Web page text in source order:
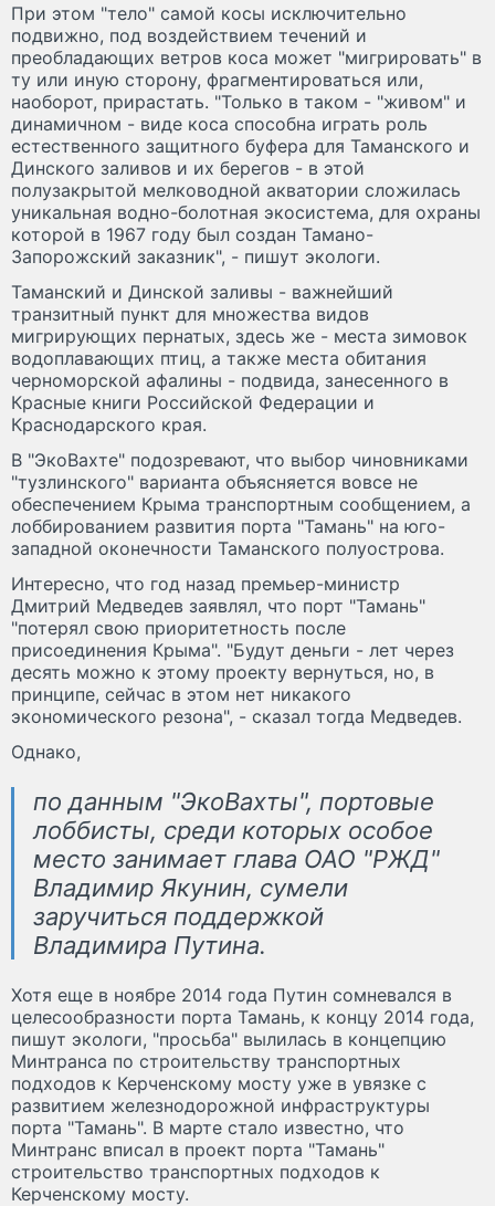
При этом "тело" самой косы исключительно
подвижно, под воздействием течений и
преобладающих ветров коса может "мигрировать" в
ту или иную сторону, фрагментироваться или,
наоборот, прирастать. "Только в таком - "живом" и
динамичном - виде коса способна играть роль
естественного защитного буфера для Таманского и
Динского заливов и их берегов - в этой
полузакрытой мелководной акватории сложилась
уникальная водно-болотная экосистема, для охраны
которой в 1967 году был создан Тамано-
Запорожский заказник", - пишут экологи.
Таманский и Динской заливы - важнейший
транзитный пункт для множества видов
мигрирующих пернатых, здесь же - места зимовок
водоплавающих птиц, а также места обитания
черноморской афалины - подвида, занесенного в
Красные книги Российской Федерации и
Краснодарского края.
В "ЭкоВахте" подозревают, что выбор чиновниками
"тузлинского" варианта объясняется вовсе не
обеспечением Крыма транспортным сообщением, а
лоббированием развития порта "Тамань" на юго-
западной оконечности Таманского полуострова.
Интересно, что год назад премьер-министр
Дмитрий Медведев заявлял, что порт "Тамань"
"потерял свою приоритетность после
присоединения Крыма". "Будут деньги - лет через
десять можно к этому проекту вернуться, но, в
принципе, сейчас в этом нет никакого
экономического резона", - сказал тогда Медведев.
Однако,
по данным "ЭкоВахты", портовые
лоббисты, среди которых особое
место занимает глава ОАО "РЖД"
Владимир Якунин, сумели
заручиться поддержкой
Владимира Путина.
Хотя еще в ноябре 2014 года Путин сомневался в
целесообразности порта Тамань, к концу 2014 года,
пишут экологи, "просьба" вылилась в концепцию
Минтранса по строительству транспортных
подходов к Керченскому мосту уже в увязке с
развитием железнодорожной инфраструктуры
порта "Тамань". В марте стало известно, что
Минтранс вписал в проект порта "Тамань"
строительство транспортных подходов к
Керченскому мосту.